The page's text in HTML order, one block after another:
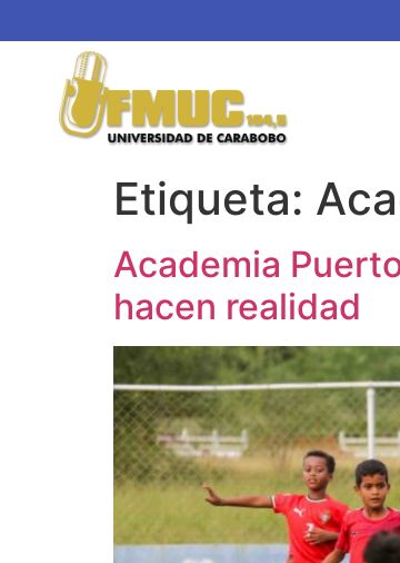
Etiqueta:
Academia
hacen realidad